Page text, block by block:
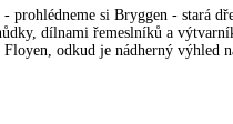
prohlédneme si Bryggen - stará
dílnami řemeslníků a
odkud je nádherný výhled